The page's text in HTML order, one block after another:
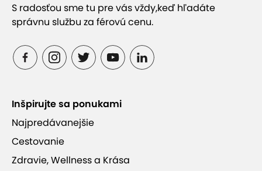
S radosťou sme tu pre vás vždy,keď hľadáte
správnu službu za férovú cenu.
Inšpirujte sa ponukami
Najpredávanejšie
Cestovanie
Zdravie, Wellness a Krása